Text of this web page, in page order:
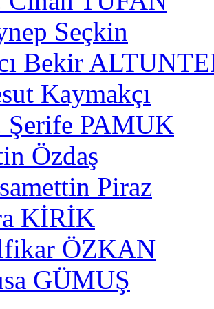
Seçkin
Bekir
Kaymakçı
Şerife PAMUK
Özdaş
Piraz
KİRİK
ÖZKAN
GÜMUŞ